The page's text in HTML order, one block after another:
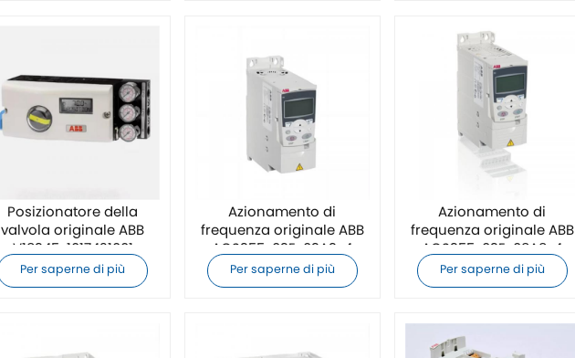
Posizionatore della
valvola originale ABB
V18345-1017421001
Per saperne di più
Azionamento di
frequenza originale ABB
ACS355-03E-03A3-4
Per saperne di più
Azionamento di
frequenza originale ABB
ACS355-03E-08A8-4
Per saperne di più